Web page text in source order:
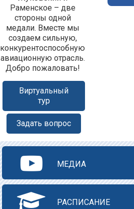
Раменское – две
стороны одной
медали. Вместе мы
создаем сильную,
конкурентоспособную
авиационную отрасль.
Добро пожаловать!
Виртуальный
тур
Задать вопрос
МЕДИА
РАСПИСАНИЕ